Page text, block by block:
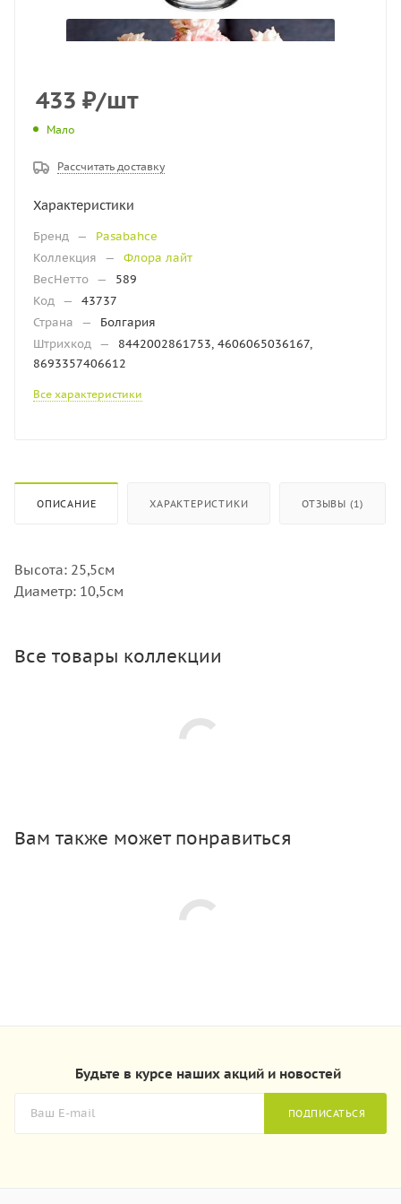
433 ₽/шт
Мало
Рассчитать доставку
Характеристики
Бренд —
Pasabahce
Коллекция
—
Флора лайт
ВесНетто —
589
Код —
43737
Страна
—
Болгария
Штрихкод —
8442002861753, 4606065036167,
8693357406612
Все характеристики
ОПИСАНИЕ ХАРАКТЕРИСТИКИ ОТЗЫВЫ (1)
Высота: 25,5см
Диаметр: 10,5см
Все товары коллекции
Вам также может понравиться
Будьте в курсе наших акций и новостей
ПОДПИСАТЬСЯ